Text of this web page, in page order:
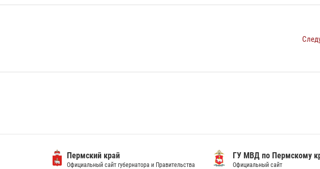
Пермский край
Официальный сайт губернатора и Правительства
ГУ МВД по Пермскому
Официальный сайт